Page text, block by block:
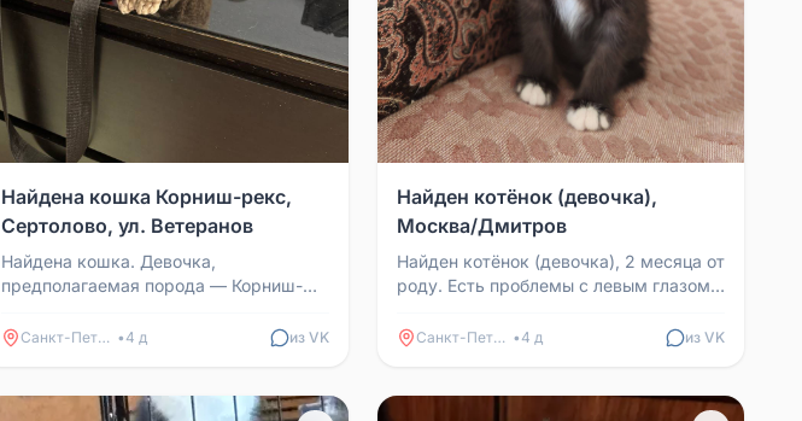
Найдена кошка Корниш-рекс,
Сертолово, ул. Ветеранов
Найдена кошка. Девочка,
предполагаемая порода — Корниш-
большие уши), окрас дымчатый,...
Санкт-Петербург •4 д из VK
Найден котёнок (девочка),
Москва/Дмитров
Найден котёнок (девочка), 2 месяца от
роду. Есть проблемы с левым глазом,
ветеринару). Прог...
Санкт-Петербург •4 д из VK